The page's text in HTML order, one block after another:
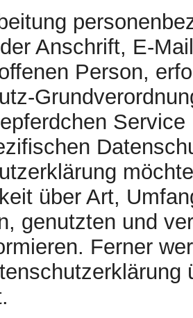
Anschrift, E-
Person,
über Art,
genutzten und
Ferner